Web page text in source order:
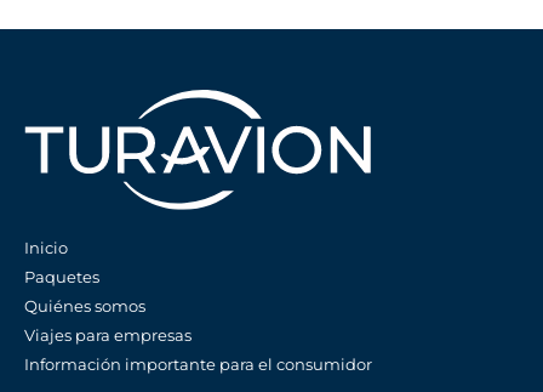
Inicio
Paquetes
Quiénes somos
Viajes para empresas
Información importante para el consumidor